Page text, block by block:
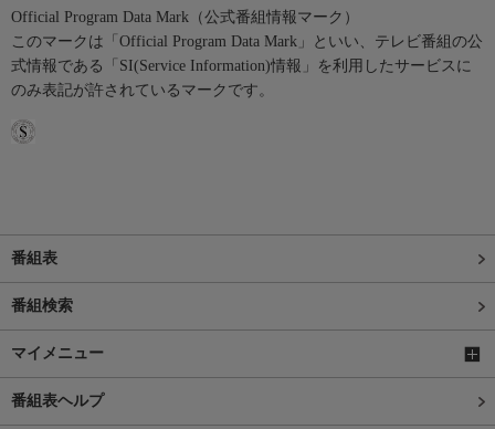
Official Program Data Mark（公式番組情報マーク）
このマークは「Official Program Data Mark」といい、テレビ番組の公
式情報である「SI(Service Information)情報」を利用したサービスに
のみ表記が許されているマークです。
番組表
番組検索
マイメニュー
番組表ヘルプ